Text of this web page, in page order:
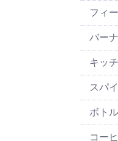
フィ
バー
キッ
スパ
ボト
コー